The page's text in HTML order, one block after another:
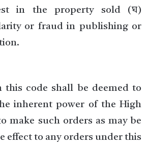
in the property sold (ঘ)
or fraud in publishing or
this code shall be deemed to
inherent power of the High
make such orders as may be
effect to any orders under this